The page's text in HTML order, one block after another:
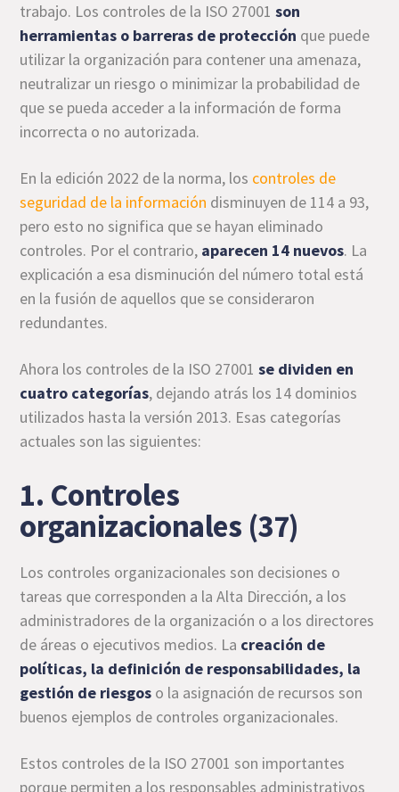
trabajo. Los controles de la ISO 27001son
herramientas o barreras de protección que puede
utilizar la organización para contener una amenaza,
neutralizar un riesgo o minimizar la probabilidad de
que se pueda acceder a la información de forma
incorrecta o no autorizada.
En la edición 2022 de la norma, los controles de
seguridad de la información disminuyen de 114 a 93,
pero esto no significa que se hayan eliminado
controles. Por el contrario, aparecen 14 nuevos. La
explicación a esa disminución del número total está
en la fusión de aquellos que se consideraron
redundantes.
Ahora los controles de la ISO 27001 se dividen en
cuatro categorías, dejando atrás los 14 dominios
utilizados hasta la versión 2013. Esas categorías
actuales son las siguientes:
1. Controles
organizacionales (37)
Los controles organizacionales son decisiones o
tareas que corresponden a la Alta Dirección, a los
administradores de la organización o a los directores
de áreas o ejecutivos medios. La creación de
políticas, la definición de responsabilidades, la
gestión de riesgos o la asignación de recursos son
buenos ejemplos de controles organizacionales.
Estos controles de la ISO 27001 son importantes
porque permiten a los responsables administrativos